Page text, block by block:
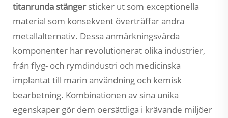
titanrunda stängersticker ut som exceptionella
material som konsekvent överträffar andra
metallalternativ. Dessa anmärkningsvärda
komponenter har revolutionerat olika industrier,
från flyg- och rymdindustri och medicinska
implantat till marin användning och kemisk
bearbetning. Kombinationen av sina unika
egenskaper gör dem oersättliga i krävande miljöer